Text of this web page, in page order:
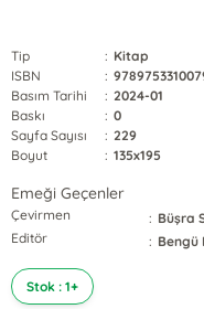
Tip : Kitap
ISBN
:
Basım Tarihi
: 2024-01
Baskı
: 0
Sayfa Sayısı
: 229
Boyut
: 135x195
Emeği Geçenler
Çevirmen : Büşra
Editör
: Bengü
Stok : 1+